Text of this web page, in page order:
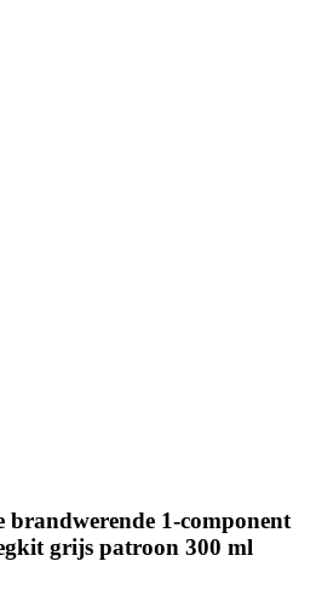
1-component
grijs patroon 300 ml